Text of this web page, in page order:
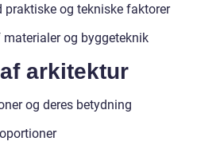
og tekniske faktorer
og byggeteknik
arkitektur
og deres betydning